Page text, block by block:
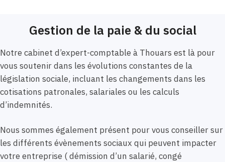
Gestion de la paie & du social
Notre cabinet d’expert-comptable à Thouars est là pour
vous soutenir dans les évolutions constantes de la
législation sociale, incluant les changements dans les
cotisations patronales, salariales ou les calculs
d’indemnités.
Nous sommes également présent pour vous conseiller sur
les différents évènements sociaux qui peuvent impacter
votre entreprise ( démission d’un salarié, congé